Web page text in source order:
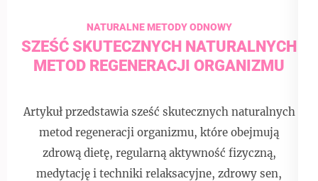
NATURALNE METODY ODNOWY
SZEŚĆ SKUTECZNYCH NATURALNYCH
METOD REGENERACJI ORGANIZMU
Artykuł przedstawia sześć skutecznych naturalnych
metod regeneracji organizmu, które obejmują
zdrową dietę, regularną aktywność fizyczną,
medytację i techniki relaksacyjne, zdrowy sen,